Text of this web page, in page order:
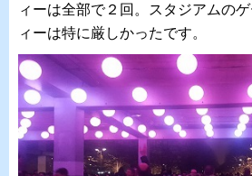
ィーは全部で２回。スタジアムの
ィーは特に厳しかったです。